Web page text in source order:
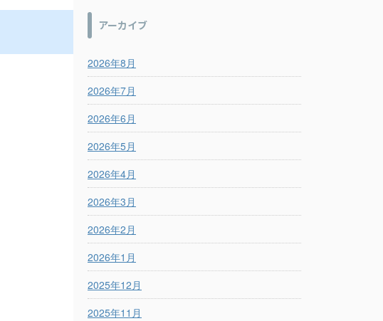
アーカイブ
2026年8月
2026年7月
2026年6月
2026年5月
2026年4月
2026年3月
2026年2月
2026年1月
2025年12月
2025年11月